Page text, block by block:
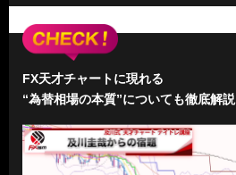
FX天才チャートに現れる
“為替相場の本質”についても徹底解説